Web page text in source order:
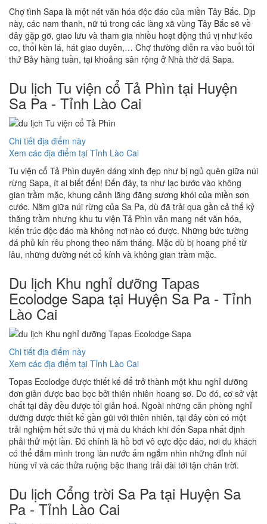
Chợ tình Sapa là một nét văn hóa độc đáo của miền Tây Bắc. Dịp
này, các nam thanh, nữ tú trong các làng xã vùng Tây Bắc sẽ về
đây gặp gỡ, giao lưu và tham gia nhiều hoạt động thú vị như kéo
co, thổi kèn lá, hát giao duyên,… Chợ thường diễn ra vào buổi tối
thứ Bảy hàng tuần, tại khoảng sân rộng ở Nhà thờ đá Sapa.
Du lịch Tu viện cổ Tả Phìn tại Huyện
Sa Pa - Tỉnh Lào Cai
Chi tiết địa điểm này
Xem các địa điểm tại Tỉnh Lào Cai
Tu viện cổ Tả Phìn duyên dáng xinh đẹp như bị ngủ quên giữa núi
rừng Sapa, ít ai biết đến! Đến đây, ta như lạc bước vào không
gian trầm mặc, khung cảnh lãng đãng sương khói của miền sơn
cước. Nằm giữa núi rừng của Sa Pa, dù đã trải qua gần cả thế kỷ
thăng trầm nhưng khu tu viện Tả Phìn vẫn mang nét văn hóa,
kiến trúc độc đáo mà không nơi nào có được. Những bức tường
đá phủ kín rêu phong theo năm tháng. Mặc dù bị hoang phế từ
lâu, những đường nét cổ kính và không gian trầm mặc.
Du lịch Khu nghỉ dưỡng Tapas
Ecolodge Sapa tại Huyện Sa Pa - Tỉnh
Lào Cai
Chi tiết địa điểm này
Xem các địa điểm tại Tỉnh Lào Cai
Topas Ecolodge được thiết kế để trở thành một khu nghỉ dưỡng
đơn giản được bao bọc bởi thiên nhiên hoang sơ. Do đó, cơ sở vật
chất tại đây đều được tối giản hoá. Ngoài những căn phòng nghỉ
dưỡng được thiết kế gần gũi với thiên nhiên, tại đây còn có một
trải nghiệm hết sức thú vị mà du khách khi đến Sapa nhất định
phải thử một lần. Đó chính là hồ bơi vô cực độc đáo, nơi du khách
có thể đắm mình trong làn nước ấm ngắm nhìn những đỉnh núi
hùng vĩ và các thửa ruộng bậc thang trải dài tới tận chân trời.
Du lịch Cổng trời Sa Pa tại Huyện Sa
Pa - Tỉnh Lào Cai